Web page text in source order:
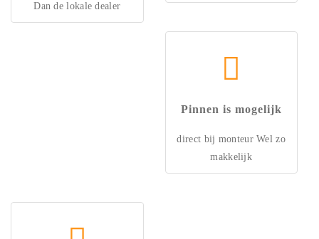
Dan de lokale dealer
Pinnen is mogelijk
direct bij monteur Wel zo
makkelijk